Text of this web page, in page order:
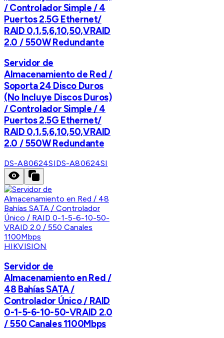
/ Controlador Simple / 4
Puertos 2.5G Ethernet/
RAID 0,1,5,6,10,50,VRAID
2.0 / 550W Redundante
Servidor de
Almacenamiento de Red /
Soporta 24 Disco Duros
(No Incluye Discos Duros)
/ Controlador Simple / 4
Puertos 2.5G Ethernet/
RAID 0,1,5,6,10,50,VRAID
2.0 / 550W Redundante
DS-A80624SIDS-A80624SI
HIKVISION
Servidor de
Almacenamiento en Red /
48 Bahías SATA /
Controlador Único / RAID
0-1-5-6-10-50-VRAID 2.0
/ 550 Canales 1100Mbps